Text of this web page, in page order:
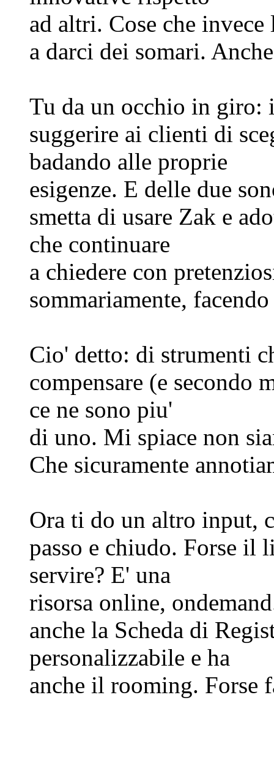
ad altri. Cose che
a darci dei somari.
Tu da un occhio in giro:
suggerire ai clienti di
badando alle proprie
esigenze. E delle due
smetta di usare Zak e
che continuare
a chiedere con
sommariamente,
Cio' detto: di strumenti
compensare (e secondo
ce ne sono piu'
di uno. Mi spiace non
Che sicuramente
Ora ti do un altro input,
passo e chiudo. Forse
servire? E' una
risorsa online,
anche la Scheda di
personalizzabile e ha
anche il rooming. Forse